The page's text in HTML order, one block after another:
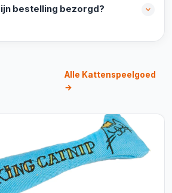
bestelling bezorgd?
Alle Kattenspeelgoed
→